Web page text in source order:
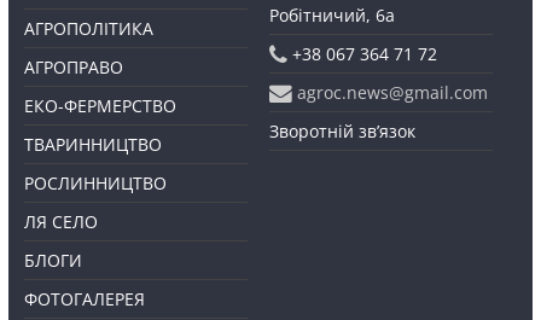
АГРОПОЛІТИКА
АГРОПРАВО
ЕКО-ФЕРМЕРСТВО
ТВАРИННИЦТВО
РОСЛИННИЦТВО
ЛЯ СЕЛО
БЛОГИ
ФОТОГАЛЕРЕЯ
Робітничий, 6а
+38 067 364 71 72
agroc.news@gmail.com
Зворотній зв’язок